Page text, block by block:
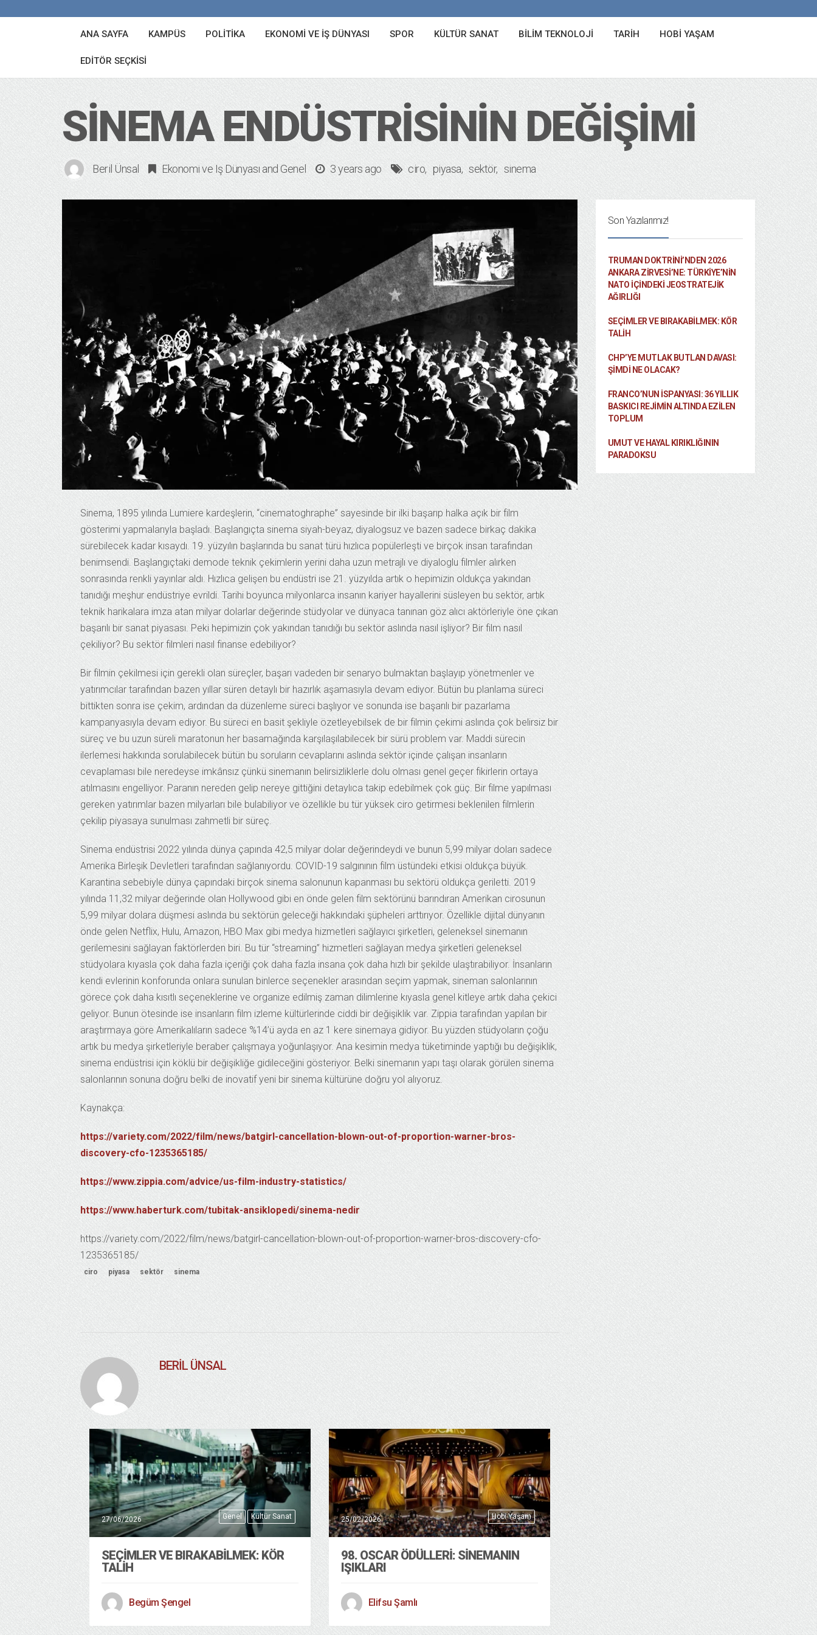
ANA SAYFA KAMPÜS POLITIKA EKONOMI VE İŞ DÜNYASI SPOR KÜLTÜR SANAT BILIM TEKNOLOJI TARIH HOBI YAŞAM
EDITÖR SEÇKISI
SINEMA ENDÜSTRISININ DEĞIŞIMI
Beril Ünsal Ekonomi ve Iş Dünyasıand Genel 3 years ago ciro piyasa sektör sinema
Sinema, 1895 yılında Lumiere kardeşlerin, “cinematoghraphe” sayesinde bir ilki başarıp halka açık bir film
gösterimi yapmalarıyla başladı. Başlangıçta sinema siyah-beyaz, diyalogsuz ve bazen sadece birkaç dakika
sürebilecek kadar kısaydı. 19. yüzyılın başlarında bu sanat türü hızlıca popülerleşti ve birçok insan tarafından
benimsendi. Başlangıçtaki demode teknik çekimlerin yerini daha uzun metrajlı ve diyaloglu filmler alırken
sonrasında renkli yayınlar aldı. Hızlıca gelişen bu endüstri ise 21. yüzyılda artık o hepimizin oldukça yakından
tanıdığı meşhur endüstriye evrildi. Tarihi boyunca milyonlarca insanın kariyer hayallerini süsleyen bu sektör, artık
teknik harikalara imza atan milyar dolarlar değerinde stüdyolar ve dünyaca tanınan göz alıcı aktörleriyle öne çıkan
başarılı bir sanat piyasası. Peki hepimizin çok yakından tanıdığı bu sektör aslında nasıl işliyor? Bir film nasıl
çekiliyor? Bu sektör filmleri nasıl finanse edebiliyor?
Bir filmin çekilmesi için gerekli olan süreçler, başarı vadeden bir senaryo bulmaktan başlayıp yönetmenler ve
yatırımcılar tarafından bazen yıllar süren detaylı bir hazırlık aşamasıyla devam ediyor. Bütün bu planlama süreci
bittikten sonra ise çekim, ardından da düzenleme süreci başlıyor ve sonunda ise başarılı bir pazarlama
kampanyasıyla devam ediyor. Bu süreci en basit şekliyle özetleyebilsek de bir filmin çekimi aslında çok belirsiz bir
süreç ve bu uzun süreli maratonun her basamağında karşılaşılabilecek bir sürü problem var. Maddi sürecin
ilerlemesi hakkında sorulabilecek bütün bu soruların cevaplarını aslında sektör içinde çalışan insanların
cevaplaması bile neredeyse imkânsız çünkü sinemanın belirsizliklerle dolu olması genel geçer fikirlerin ortaya
atılmasını engelliyor. Paranın nereden gelip nereye gittiğini detaylıca takip edebilmek çok güç. Bir filme yapılması
gereken yatırımlar bazen milyarları bile bulabiliyor ve özellikle bu tür yüksek ciro getirmesi beklenilen filmlerin
çekilip piyasaya sunulması zahmetli bir süreç.
Sinema endüstrisi 2022 yılında dünya çapında 42,5 milyar dolar değerindeydi ve bunun 5,99 milyar doları sadece
Amerika Birleşik Devletleri tarafından sağlanıyordu. COVID-19 salgınının film üstündeki etkisi oldukça büyük.
Karantina sebebiyle dünya çapındaki birçok sinema salonunun kapanması bu sektörü oldukça geriletti. 2019
yılında 11,32 milyar değerinde olan Hollywood gibi en önde gelen film sektörünü barındıran Amerikan cirosunun
5,99 milyar dolara düşmesi aslında bu sektörün geleceği hakkındaki şüpheleri arttırıyor. Özellikle dijital dünyanın
önde gelen Netflix, Hulu, Amazon, HBO Max gibi medya hizmetleri sağlayıcı şirketleri, geleneksel sinemanın
gerilemesini sağlayan faktörlerden biri. Bu tür “streaming” hizmetleri sağlayan medya şirketleri geleneksel
stüdyolara kıyasla çok daha fazla içeriği çok daha fazla insana çok daha hızlı bir şekilde ulaştırabiliyor. İnsanların
kendi evlerinin konforunda onlara sunulan binlerce seçenekler arasından seçim yapmak, sineman salonlarının
görece çok daha kısıtlı seçeneklerine ve organize edilmiş zaman dilimlerine kıyasla genel kitleye artık daha çekici
geliyor. Bunun ötesinde ise insanların film izleme kültürlerinde ciddi bir değişiklik var. Zippia tarafından yapılan bir
araştırmaya göre Amerikalıların sadece %14’ü ayda en az 1 kere sinemaya gidiyor. Bu yüzden stüdyoların çoğu
artık bu medya şirketleriyle beraber çalışmaya yoğunlaşıyor. Ana kesimin medya tüketiminde yaptığı bu değişiklik,
sinema endüstrisi için köklü bir değişikliğe gidileceğini gösteriyor. Belki sinemanın yapı taşı olarak görülen sinema
salonlarının sonuna doğru belki de inovatif yeni bir sinema kültürüne doğru yol alıyoruz.
Kaynakça:
https://variety.com/2022/film/news/batgirl-cancellation-blown-out-of-proportion-warner-bros-
discovery-cfo-1235365185/
https://www.zippia.com/advice/us-film-industry-statistics/
https://www.haberturk.com/tubitak-ansiklopedi/sinema-nedir
https://variety.com/2022/film/news/batgirl-cancellation-blown-out-of-proportion-warner-bros-discovery-cfo-
1235365185/
ciro piyasa sektör sinema
BERIL ÜNSAL
Genel Kültür Sanat
27/06/2026
SEÇIMLER VE BIRAKABILMEK: KÖR
TALIH
Begüm Şengel
Hobi Yaşam
25/02/2026
98. OSCAR ÖDÜLLERİ: SİNEMANIN
IŞIKLARI
Elifsu Şamlı
Son Yazılarımız!
TRUMAN DOKTRINI’NDEN 2026
ANKARA ZIRVESI’NE: TÜRKIYE’NIN
NATO İÇINDEKI JEOSTRATEJIK
AĞIRLIĞI
SEÇIMLER VE BIRAKABILMEK: KÖR
TALIH
CHP’YE MUTLAK BUTLAN DAVASI:
ŞİMDİ NE OLACAK?
FRANCO’NUN İSPANYASI: 36 YILLIK
BASKICI REJIMIN ALTINDA EZILEN
TOPLUM
UMUT VE HAYAL KIRIKLIĞININ
PARADOKSU